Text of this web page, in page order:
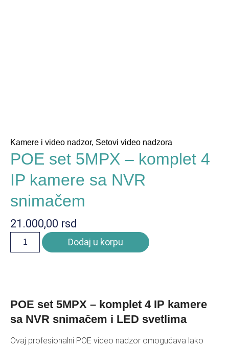
POE set 5MPX – komplet 4 IP kamere
sa NVR snimačem i LED svetlima
Ovaj profesionalni POE video nadzor omogućava lako
Kamere i video nadzor, Setovi video nadzora
POE set 5MPX – komplet 4
IP kamere sa NVR
snimačem
21.000,00 rsd
Dodaj u korpu